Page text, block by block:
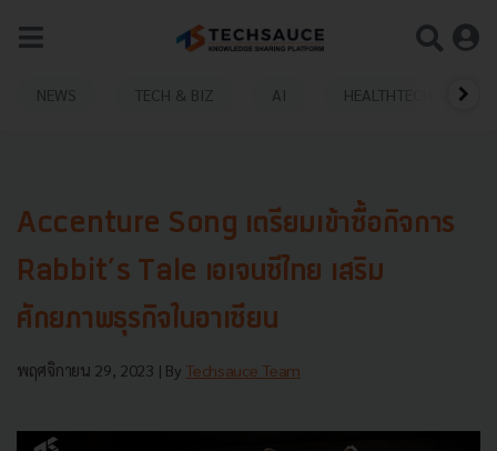
NEWS TECH & BIZ AI HEALTHTECH
Accenture Song เตรียมเข้าซื้อกิจการ
Rabbit’s Tale เอเจนซีไทย เสริม
ศักยภาพธุรกิจในอาเซียน
พฤศจิกายน 29, 2023 | By Techsauce Team